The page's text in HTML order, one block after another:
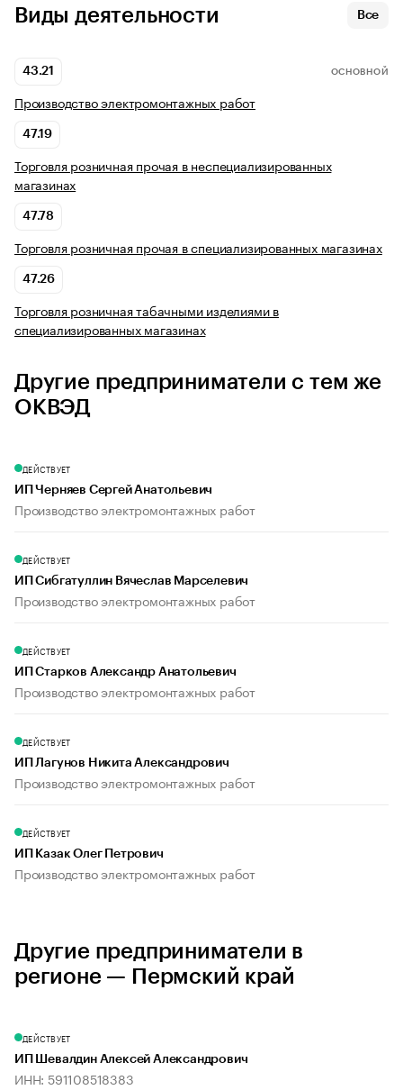
Виды деятельности Все
43.21 ОСНОВНОЙ
Производство электромонтажных работ
47.19
Торговля розничная прочая в неспециализированных
магазинах
47.78
Торговля розничная прочая в специализированных магазинах
47.26
Торговля розничная табачными изделиями в
специализированных магазинах
Другие предприниматели с тем же
ОКВЭД
ДЕЙСТВУЕТ
ИП Черняев Сергей Анатольевич
Производство электромонтажных работ
ДЕЙСТВУЕТ
ИП Сибгатуллин Вячеслав Марселевич
Производство электромонтажных работ
ДЕЙСТВУЕТ
ИП Старков Александр Анатольевич
Производство электромонтажных работ
ДЕЙСТВУЕТ
ИП Лагунов Никита Александрович
Производство электромонтажных работ
ДЕЙСТВУЕТ
ИП Казак Олег Петрович
Производство электромонтажных работ
Другие предприниматели в
регионе — Пермский край
ДЕЙСТВУЕТ
ИП Шевалдин Алексей Александрович
ИНН: 591108518383